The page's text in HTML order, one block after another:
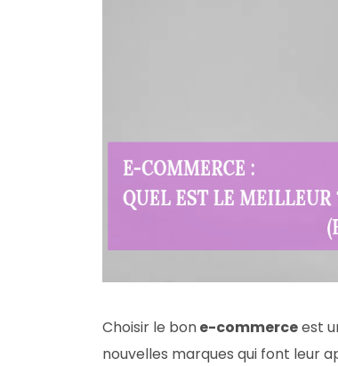
Choisir le bone-commerceest
nouvelles marques qui font leur